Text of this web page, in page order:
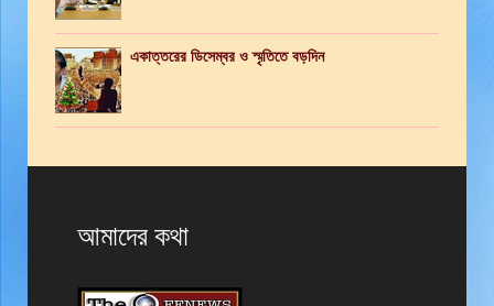
একাত্তরের ডিসেম্বর ও স্মৃতিতে বড়দিন
আমাদের কথা